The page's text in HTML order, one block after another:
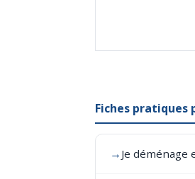
Fiches pratiques
→ Je déménage